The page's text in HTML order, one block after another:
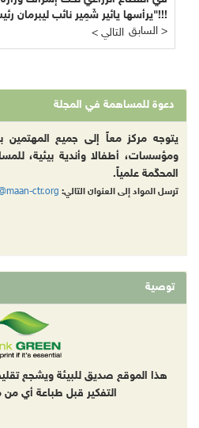
يرأسها يائير شَمِير نائب ليبرمان رئيس "إسرائيل بيتنا"!!!
< التالي
السابق >
دعوة للمساهمة في المجلة
يتوجه مركز معاً إلى جميع المهتمين
ومؤسسات، أطفالا وأندية بيئية،
المحكّمة علمياً.
ترسل المواد إلى العنوان التالي: ctr.org
توصية
هذا الموقع صديق للبيئة ويشجع
التفكير قبل طباعة أي من